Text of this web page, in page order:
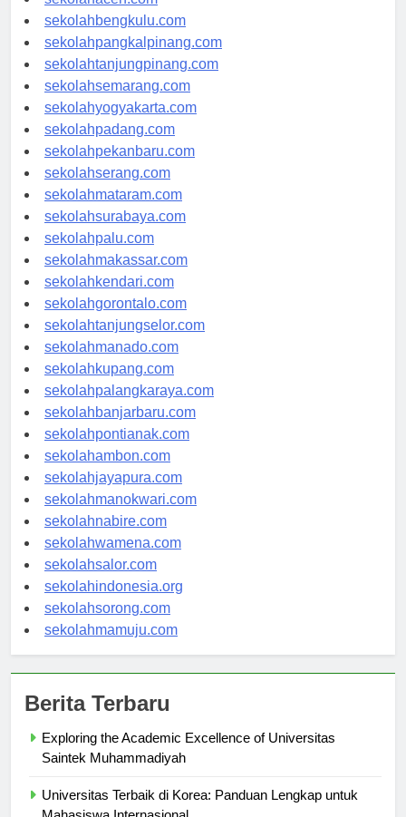
sekolahaceh.com
sekolahbengkulu.com
sekolahpangkalpinang.com
sekolahtanjungpinang.com
sekolahsemarang.com
sekolahyogyakarta.com
sekolahpadang.com
sekolahpekanbaru.com
sekolahserang.com
sekolahmataram.com
sekolahsurabaya.com
sekolahpalu.com
sekolahmakassar.com
sekolahkendari.com
sekolahgorontalo.com
sekolahtanjungselor.com
sekolahmanado.com
sekolahkupang.com
sekolahpalangkaraya.com
sekolahbanjarbaru.com
sekolahpontianak.com
sekolahambon.com
sekolahjayapura.com
sekolahmanokwari.com
sekolahnabire.com
sekolahwamena.com
sekolahsalor.com
sekolahindonesia.org
sekolahsorong.com
Exploring the Academic Excellence of Universitas
Universitas Terbaik di Korea: Panduan Lengkap untuk